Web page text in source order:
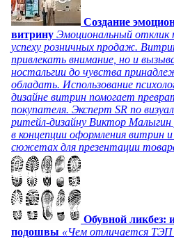
Создание
витрину Эмоциональный отклик
успеху розничных продаж.
привлекать внимание, но и
ностальгии до чувства
обладать. Использование
дизайне витрин помогает
покупателя. Эксперт SR по
ритейл-дизайну Виктор Малыгин
в концепции оформления витрин
сюжетах для презентации
Обувной ликбез:
подошвы «Чем отличается